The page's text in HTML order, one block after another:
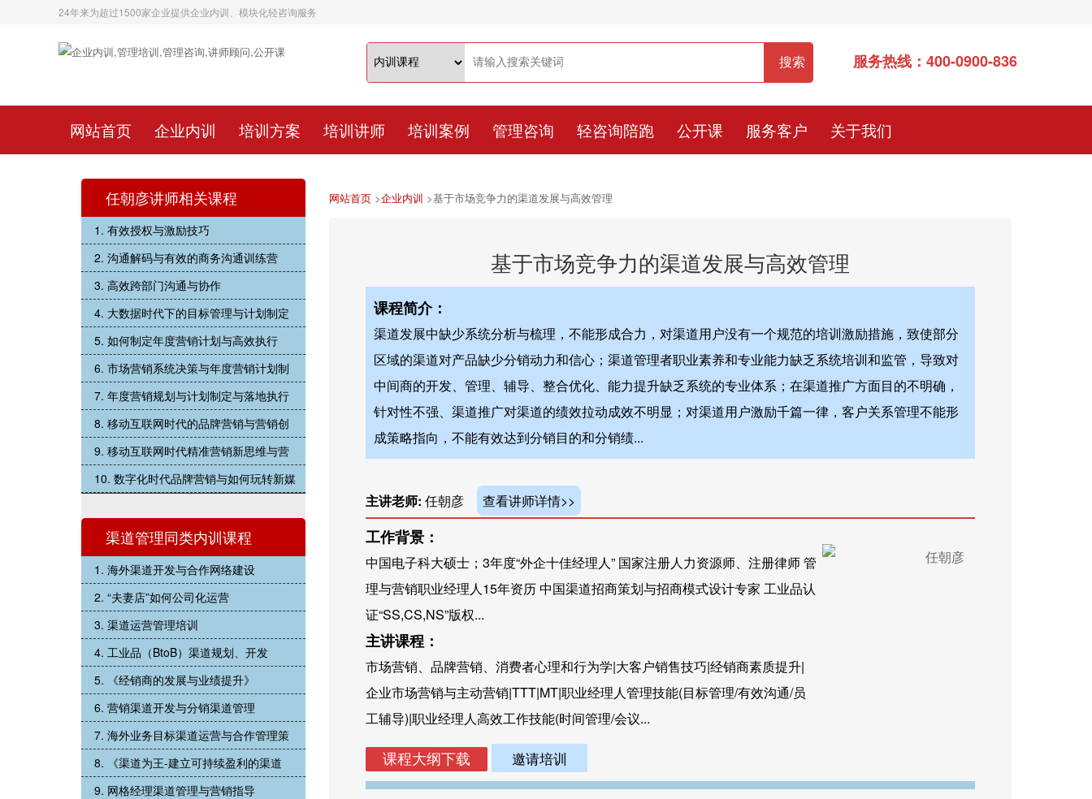
24年来为超过1500家企业提供企业内训、模块化轻咨询服务
服务热线：400-0900-836
网站首页 企业内训 培训方案 培训讲师 培训案例 管理咨询 轻咨询陪跑 公开课 服务客户 关于我们
网站首页>企业内训 >基于市场竞争力的渠道发展与高效管理
基于市场竞争力的渠道发展与高效管理
课程简介：
渠道发展中缺少系统分析与梳理，不能形成合力，对渠道用户没有一个规范的培训激励措施，致使部分
区域的渠道对产品缺少分销动力和信心；渠道管理者职业素养和专业能力缺乏系统培训和监管，导致对
中间商的开发、管理、辅导、整合优化、能力提升缺乏系统的专业体系；在渠道推广方面目的不明确，
针对性不强、渠道推广对渠道的绩效拉动成效不明显；对渠道用户激励千篇一律，客户关系管理不能形
成策略指向，不能有效达到分销目的和分销绩...
主讲老师: 任朝彦 查看讲师详情>>
工作背景：
中国电子科大硕士；3年度“外企十佳经理人” 国家注册人力资源师、注册律师 管
理与营销职业经理人15年资历 中国渠道招商策划与招商模式设计专家 工业品认
证“SS,CS,NS”版权...
主讲课程：
市场营销、品牌营销、消费者心理和行为学|大客户销售技巧|经销商素质提升|
企业市场营销与主动营销|TTT|MT|职业经理人管理技能(目标管理/有效沟通/员
工辅导)|职业经理人高效工作技能(时间管理/会议...
邀请培训
任朝彦讲师相关课程
1. 有效授权与激励技巧
2. 沟通解码与有效的商务沟通训练营
3. 高效跨部门沟通与协作
4. 大数据时代下的目标管理与计划制定
5. 如何制定年度营销计划与高效执行
6. 市场营销系统决策与年度营销计划制
7. 年度营销规划与计划制定与落地执行
8. 移动互联网时代的品牌营销与营销创
9. 移动互联网时代精准营销新思维与营
10. 数字化时代品牌营销与如何玩转新媒
渠道管理同类内训课程
1. 海外渠道开发与合作网络建设
2. “夫妻店”如何公司化运营
3. 渠道运营管理培训
4. 工业品（BtoB）渠道规划、开发
5. 《经销商的发展与业绩提升》
6. 营销渠道开发与分销渠道管理
7. 海外业务目标渠道运营与合作管理策
8. 《渠道为王-建立可持续盈利的渠道
9. 网格经理渠道管理与营销指导